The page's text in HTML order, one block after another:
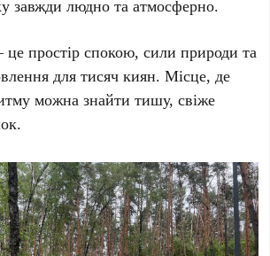
завжди людно та атмосферно.
простір спокою, сили природи та
для тисяч киян. Місце, де
можна знайти тишу, свіже